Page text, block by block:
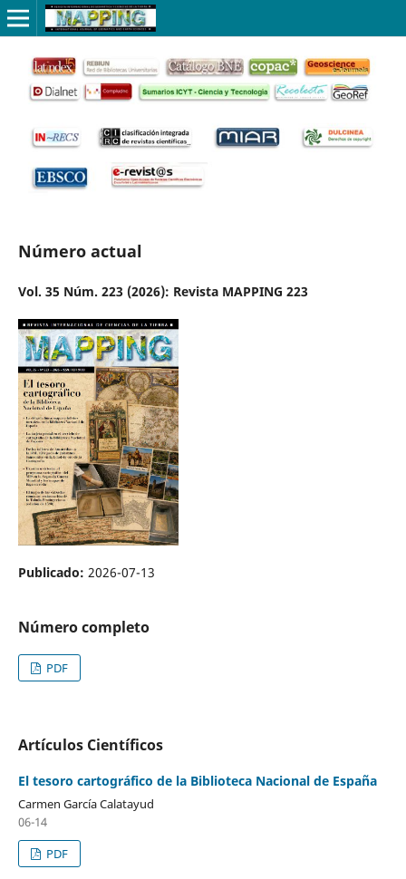
Número actual
Vol. 35 Núm. 223 (2026): Revista MAPPING 223
Publicado: 2026-07-13
Número completo
PDF
Artículos Científicos
El tesoro cartográfico de la Biblioteca Nacional de España
Carmen García Calatayud
06-14
PDF